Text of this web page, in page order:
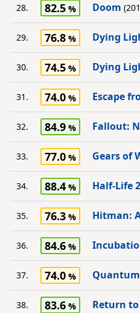
28. 82.5 Doom
29. 76.8 Dying
30. 74.5 Dying
31. 74.0 Escape
32. 84.9 Fallout:
33. 77.0 Gears of
34. 88.4 Half-Life 2
35. 76.3 Hitman:
36. 84.6
37. 74.0
38. 83.6 Return